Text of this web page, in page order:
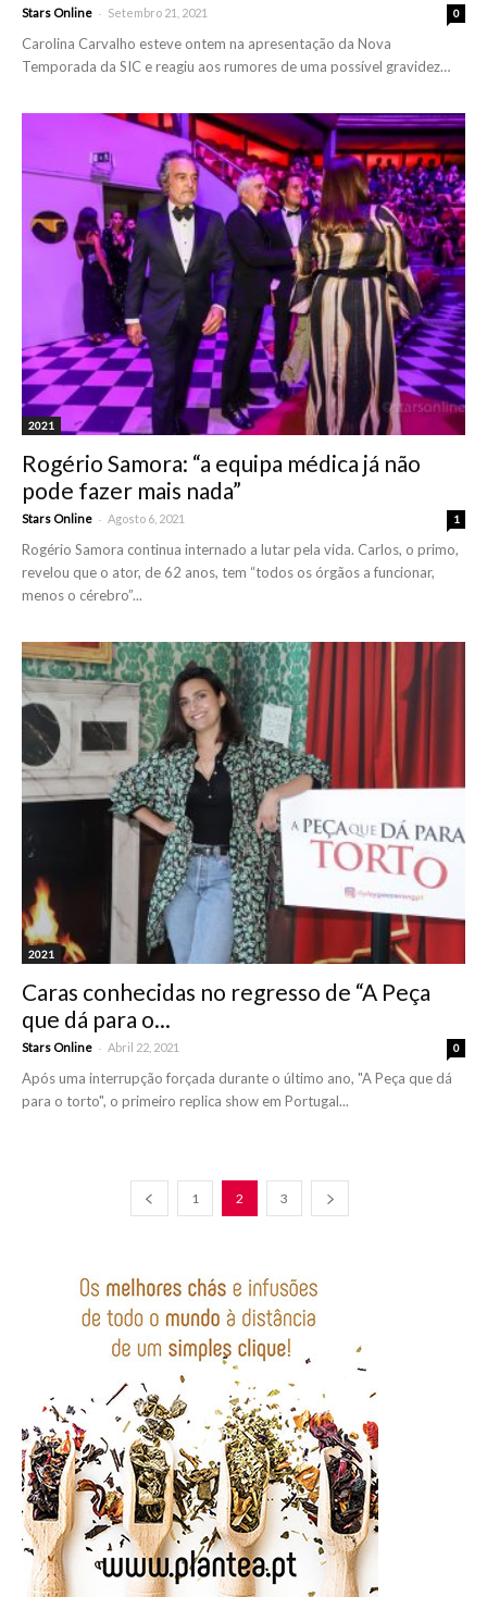
Stars Online - Setembro 21, 2021 0
Carolina Carvalho esteve ontem na apresentação da Nova
Temporada da SIC e reagiu aos rumores de uma possível gravidez…
2021
Rogério Samora: “a equipa médica já não
pode fazer mais nada”
Stars Online - Agosto 6, 2021 1
Rogério Samora continua internado a lutar pela vida. Carlos, o primo,
revelou que o ator, de 62 anos, tem “todos os órgãos a funcionar,
menos o cérebro”...
2021
Caras conhecidas no regresso de “A Peça
que dá para o...
Stars Online - Abril 22, 2021 0
Após uma interrupção forçada durante o último ano, "A Peça que dá
para o torto", o primeiro replica show em Portugal...
1 2 3